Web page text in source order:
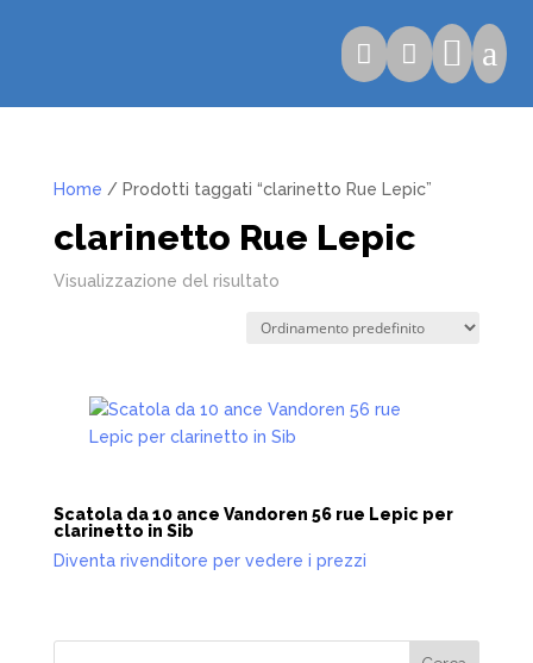
   a
Home / Prodotti taggati “clarinetto Rue Lepic”
clarinetto Rue Lepic
Visualizzazione del risultato
Scatola da 10 ance Vandoren 56 rue Lepic per
clarinetto in Sib
Diventa rivenditore per vedere i prezzi